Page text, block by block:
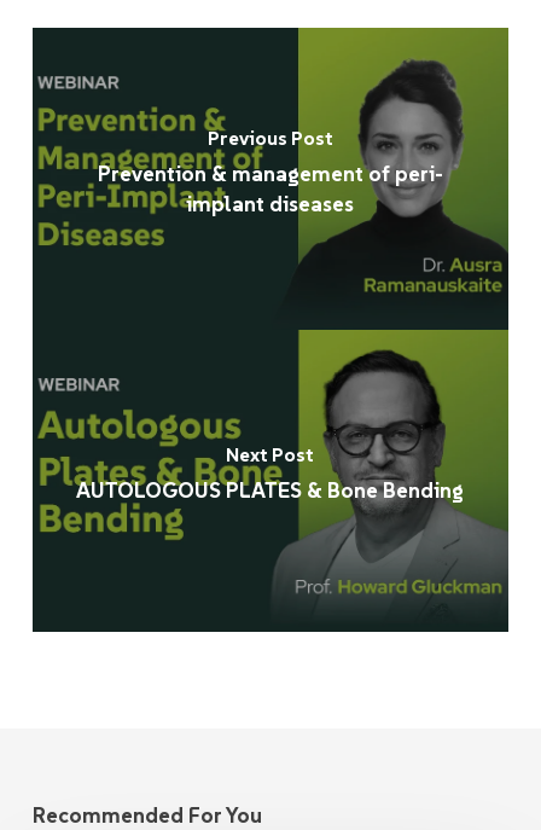
Previous Post
Prevention & management of peri-
implant diseases
Next Post
AUTOLOGOUS PLATES & Bone Bending
Recommended For You